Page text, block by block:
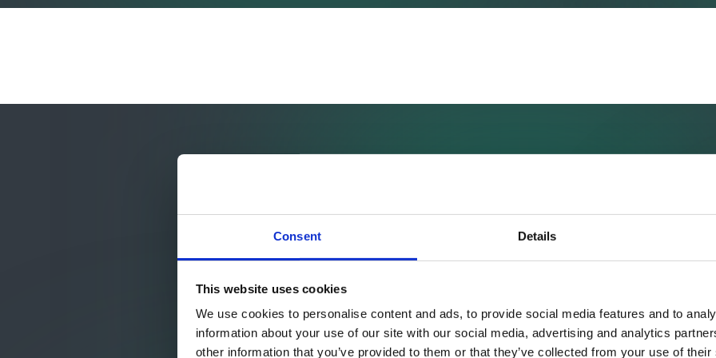
Consent Details
This website uses cookies
We use cookies to personalise content and ads, to provide social media features and to
information about your use of our site with our social media, advertising and analytics
other information that you’ve provided to them or that they’ve collected from your use of